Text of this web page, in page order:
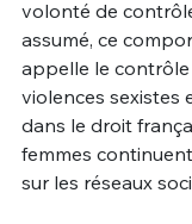
volonté de
assumé, ce
appelle le
violences sexistes
dans le droit
femmes
sur les réseaux